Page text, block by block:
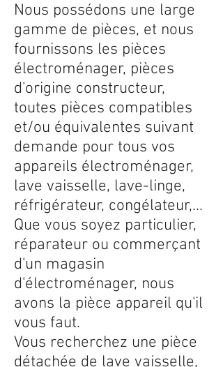
Nous possédons une large
gamme de pièces, et nous
fournissons les pièces
électroménager, pièces
d'origine constructeur,
toutes pièces compatibles
et/ou équivalentes suivant
demande pour tous vos
appareils électroménager,
lave vaisselle, lave-linge,
réfrigérateur, congélateur,...
Que vous soyez particulier,
réparateur ou commerçant
d'un magasin
d'électroménager, nous
avons la pièce appareil qu'il
vous faut.
Vous recherchez une pièce
détachée de lave vaisselle,